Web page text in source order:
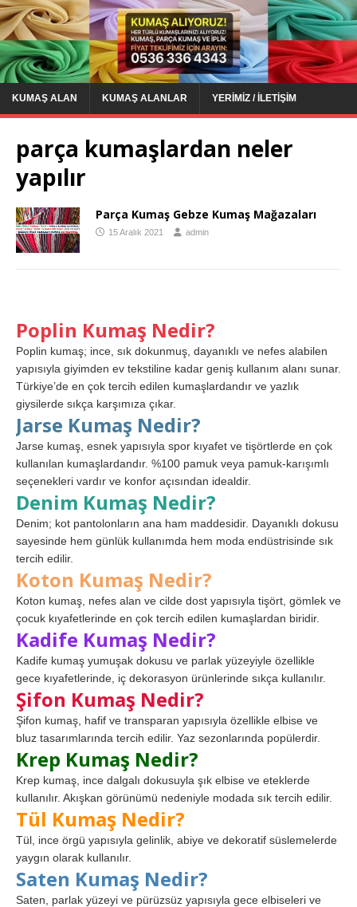
KUMAŞ ALAN KUMAŞ ALANLAR YERIMIZ / İLETIŞIM
parça kumaşlardan neler
yapılır
Parça Kumaş Gebze Kumaş Mağazaları
15 Aralık 2021 admin
Poplin Kumaş Nedir?
Poplin kumaş; ince, sık dokunmuş, dayanıklı ve nefes alabilen
yapısıyla giyimden ev tekstiline kadar geniş kullanım alanı sunar.
Türkiye’de en çok tercih edilen kumaşlardandır ve yazlık
giysilerde sıkça karşımıza çıkar.
Jarse Kumaş Nedir?
Jarse kumaş, esnek yapısıyla spor kıyafet ve tişörtlerde en çok
kullanılan kumaşlardandır. %100 pamuk veya pamuk-karışımlı
seçenekleri vardır ve konfor açısından idealdir.
Denim Kumaş Nedir?
Denim; kot pantolonların ana ham maddesidir. Dayanıklı dokusu
sayesinde hem günlük kullanımda hem moda endüstrisinde sık
tercih edilir.
Koton Kumaş Nedir?
Koton kumaş, nefes alan ve cilde dost yapısıyla tişört, gömlek ve
çocuk kıyafetlerinde en çok tercih edilen kumaşlardan biridir.
Kadife Kumaş Nedir?
Kadife kumaş yumuşak dokusu ve parlak yüzeyiyle özellikle
gece kıyafetlerinde, iç dekorasyon ürünlerinde sıkça kullanılır.
Şifon Kumaş Nedir?
Şifon kumaş, hafif ve transparan yapısıyla özellikle elbise ve
bluz tasarımlarında tercih edilir. Yaz sezonlarında popülerdir.
Krep Kumaş Nedir?
Krep kumaş, ince dalgalı dokusuyla şık elbise ve eteklerde
kullanılır. Akışkan görünümü nedeniyle modada sık tercih edilir.
Tül Kumaş Nedir?
Tül, ince örgü yapısıyla gelinlik, abiye ve dekoratif süslemelerde
yaygın olarak kullanılır.
Saten Kumaş Nedir?
Saten, parlak yüzeyi ve pürüzsüz yapısıyla gece elbiseleri ve